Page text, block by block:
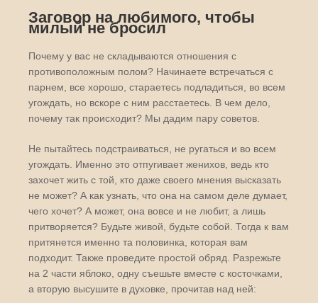
Заговор на любимого, чтобы
милый не бросил
Почему у вас не складываются отношения с
противоположным полом? Начинаете встречаться с
парнем, все хорошо, стараетесь подладиться, во всем
угождать, но вскоре с ним расстаетесь. В чем дело,
почему так происходит? Мы дадим пару советов.
Не пытайтесь подстраиваться, не ругаться и во всем
угождать. Именно это отпугивает женихов, ведь кто
захочет жить с той, кто даже своего мнения высказать
не может? А как узнать, что она на самом деле думает,
чего хочет? А может, она вовсе и не любит, а лишь
притворяется? Будьте живой, будьте собой. Тогда к вам
притянется именно та половинка, которая вам
подходит. Также проведите простой обряд. Разрежьте
на 2 части яблоко, одну съешьте вместе с косточками,
а вторую высушите в духовке, прочитав над ней: